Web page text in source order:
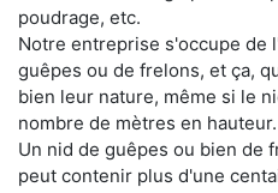
poudrage, etc.
Notre entreprise s'occupe de
guêpes ou de frelons, et ça,
bien leur nature, même si le
nombre de mètres en hauteur.
Un nid de guêpes ou bien de
peut contenir plus d'une